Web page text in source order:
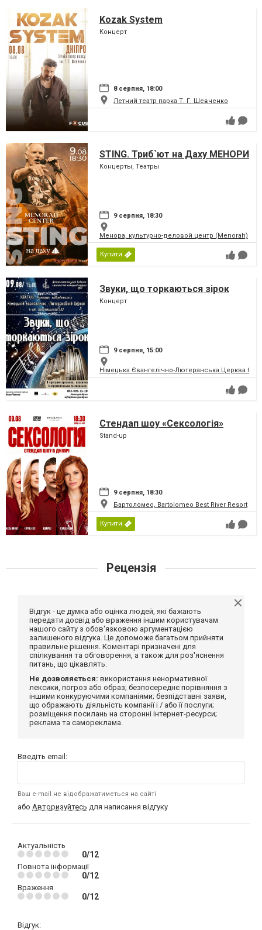
Kozak System
Концерт
8 серпня, 18:00
Летний театр парка Т. Г. Шевченко
STING. Триб`ют на Даху МЕНОРИ
Концерты, Театры
9 серпня, 18:30
Менора, культурно-деловой центр (Menorah)
Купити
Звуки, що торкаються зірок
Концерт
9 серпня, 15:00
Німецька Євангелічно-Лютеранська Церква
Стендап шоу «Сексологія»
Stand-up
9 серпня, 18:30
Бартоломео, Bartolomeo Best River Resort
Купити
Рецензія
Відгук - це думка або оцінка людей, які бажають
передати досвід або враження іншим користувачам
нашого сайту з обов'язковою аргументацією
залишеного відгука. Це допоможе багатьом прийняти
правильне рішення. Коментарі призначені для
спілкування та обговорення, а також для роз'яснення
питань, що цікавлять.
Не дозволяється: використання ненормативної
лексики, погроз або образ; безпосереднє порівняння з
іншими конкуруючими компаніями; безпідставні заяви,
що ображають діяльність компанії і / або її послуги;
розміщення посилань на сторонні інтернет-ресурси;
реклама та самореклама.
Введіть email:
Ваш e-mail не відображатиметься на сайті
або Авторизуйтесь для написання відгуку
Актуальність
0/12
Повнота інформації
0/12
Враження
0/12
Відгук: